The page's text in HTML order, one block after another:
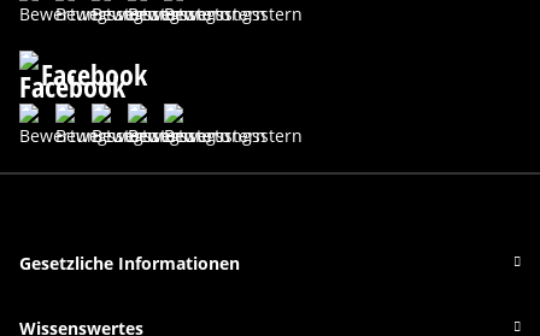
Facebook
Gesetzliche Informationen
Wissenswertes